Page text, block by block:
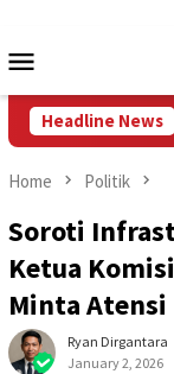
content
Menu
Headline News
Kec.Loea
Home Politik
Soroti
Ketua
Minta
Ryan Dirgantara
January 2, 2026